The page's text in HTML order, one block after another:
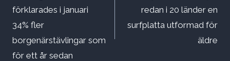
förklarades i januari
34% fler
borgenärstävlingar som
för ett år sedan
redan i 20 länder en
surfplatta utformad för
äldre